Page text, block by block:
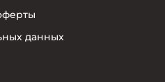
данных